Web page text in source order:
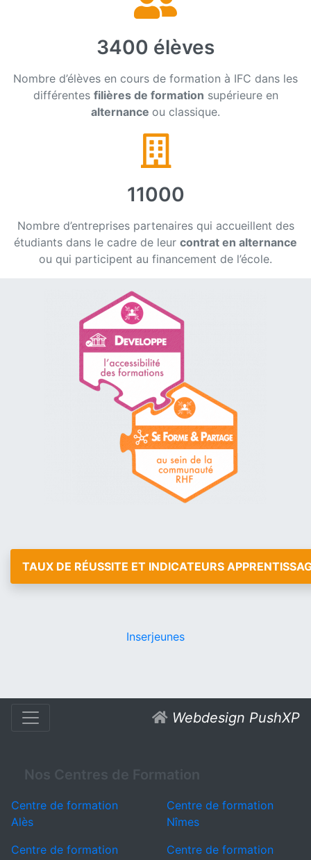
3400 élèves
Nombre d’élèves en cours de formation à IFC dans les
différentes filières de formation supérieure en
alternance ou classique.
11000
Nombre d’entreprises partenaires qui accueillent des
étudiants dans le cadre de leur contrat en alternance
ou qui participent au financement de l’école.
TAUX DE RÉUSSITE ET INDICATEURS
Inserjeunes
Webdesign PushXP
Nos Centres de Formation
Centre de formation
Alès
Centre de formation
Centre de formation
Nîmes
Centre de formation